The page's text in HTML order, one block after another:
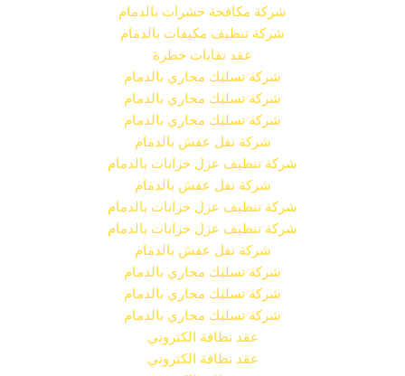
شركة مكافحة حشرات بالدمام
شركة تنظيف مكيفات بالدمام
عقد نفايات خطرة
شركة تسليك مجاري بالدمام
شركة تسليك مجاري بالدمام
شركة تسليك مجاري بالدمام
شركة نقل عفش بالدمام
شركة تنظيف عزل خزانات بالدمام
شركة نقل عفش بالدمام
شركة تنظيف عزل خزانات بالدمام
شركة تنظيف عزل خزانات بالدمام
شركة نقل عفش بالدمام
شركة تسليك مجاري بالدمام
شركة تسليك مجاري بالدمام
شركة تسليك مجاري بالدمام
عقد نظافة الكتروني
عقد نظافة الكتروني